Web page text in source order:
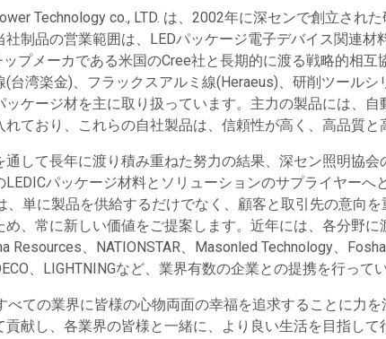
Technology co., LTD. は、2002年に深センで創立さ
社制品の営業範囲は、LEDパッケージ電子デバイス関連
プメーカである米国のCree社と長期的に渡る戦略的相
(台湾楽金)、フラックスアルミ線(Heraeus)、研削ツール
ッケージ材を主に取り扱っています。主力の製品には、
ており、これらの自社製品は、信頼性が高く、高品質と
通して長年に渡り積み重ねた努力の結果、深セン照明協
LEDICパッケージ材料とソリューションのサプライヤーへ
、単に製品を供給するだけでなく、顧客と取引先の意向
め、常に新しい価値をご提案します。近年には、各分野に
Resources、NATIONSTAR、Masonled Technology、
、LIGHTNINGなど、業界有数の企業との提携を行ってい
べての業界に皆様の心物両面の幸福を追求することに力
貢献し、各業界の皆様と一緒に、より良い生活を目指して